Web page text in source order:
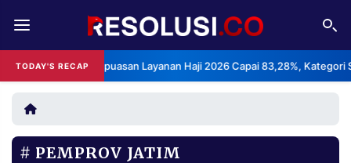
TODAY'S RECAP
Indeks Kepuasan Layanan Haji 2026 Capai 83,28%, Kategori Sangat
REDAKSI TENTANG
RESOLUSI IKLAN
RUBRIKASI
PEMPROV JATIM